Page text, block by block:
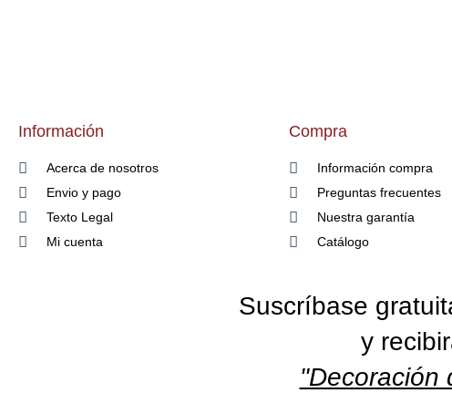
Información
Acerca de nosotros
Envio y pago
Texto Legal
Mi cuenta
Compra
Información compra
Preguntas frecuentes
Nuestra garantía
Catálogo
Suscríbase
y
"Decoración